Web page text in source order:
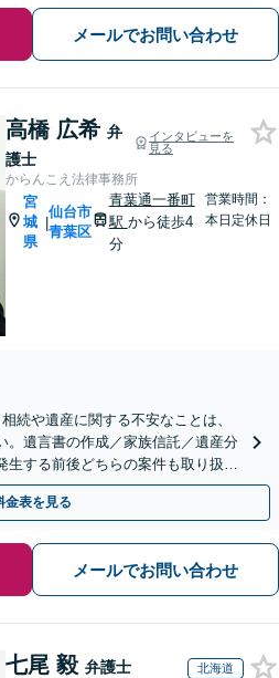
メールでお問い合わせ
高橋 広希 弁
護士
インタビューを
見る
からんこえ法律事務所
宮
城
県
|
仙台市
青葉区
青葉通一番町
駅 から徒歩4
分
営業時間：
本日定休日
続や遺産に関する不安なことは、
。遺言書の作成／家族信託／遺産分
生する前後どちらの案件も取り扱っ
【クレカ・スマホ決済可】
金表を見る
メールでお問い合わせ
七尾 毅 弁護士 北海道